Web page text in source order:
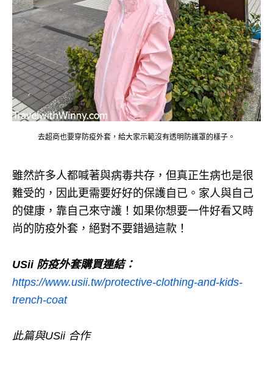
去超商也要穿防疫外套，給大家示範沒有透明防護罩的樣子。
雖然許多人都喊著與病毒共存，但真正生病也是很
難受的，因此更需要好好的保護自已。 家人與自己
的健康，靠自己來守護！ 如果你想要一件好看又時
尚的防疫外套，絕對不要錯過這款！
USii 防疫外套購買連結：
https://www.usii.tw/protective-clothing-and-kids-
trench-coat
此篇與USii 合作